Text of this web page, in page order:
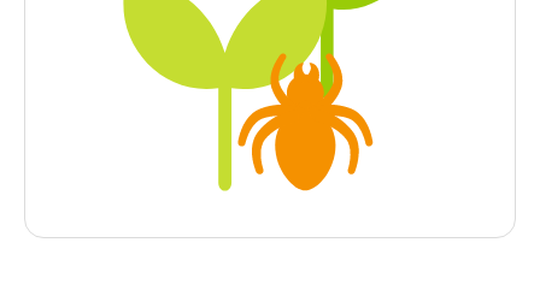
קוטלי עשבים
קוטלי מחלות
קוטלי חרקים
דישון עלוותי וביוסטימולנטים
שונות